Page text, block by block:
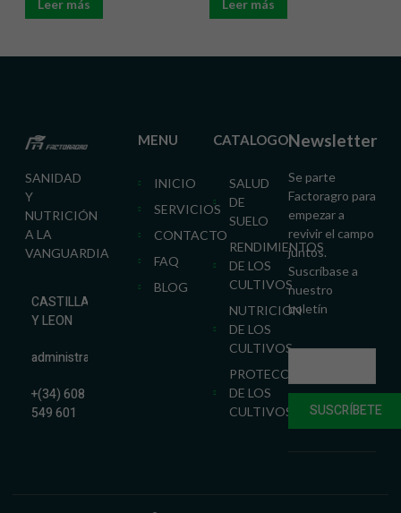
Leer más Leer más
SANIDAD
Y
NUTRICIÓN
A LA
VANGUARDIA
CASTILLA
Y LEON
administracion@factoragro.es
+(34) 608
549 601
MENU
INICIO
SERVICIOS
CONTACTO
FAQ
BLOG
CATALOGO
SALUD
DE
SUELO
RENDIMIENTOS
DE LOS
CULTIVOS
NUTRICION
DE LOS
CULTIVOS
PROTECCION
DE LOS
CULTIVOS
Newsletter
Se parte
Factoragro para
empezar a
revivir el campo
juntos.
Suscríbase a
nuestro
boletín
SUSCRÍBETE